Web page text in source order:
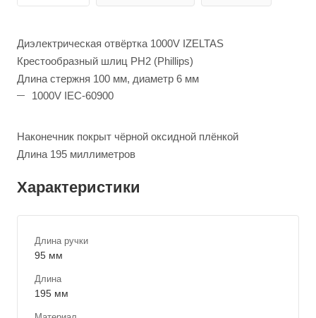
Диэлектрическая отвёртка 1000V IZELTAS
Крестообразный шлиц PH2 (Phillips)
Длина стержня 100 мм, диаметр 6 мм
1000V IEC-60900
Наконечник покрыт чёрной оксидной плёнкой
Длина 195 миллиметров
Характеристики
Длина ручки
95 мм
Длина
195 мм